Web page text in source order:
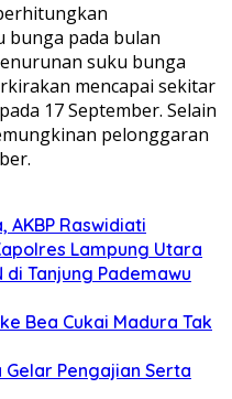
bunga pada bulan
suku bunga
mencapai sekitar
17 September. Selain
pelonggaran
AKBP Raswidiati
Lampung Utara
di Tanjung Pademawu
Bea Cukai Madura Tak
Pengajian Serta